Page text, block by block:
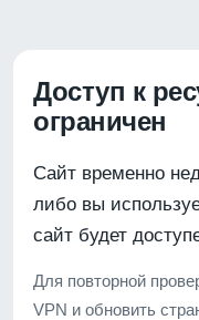
Доступ к
ограничен
Сайт временно
либо вы
сайт будет
Для повторной
VPN и обновить